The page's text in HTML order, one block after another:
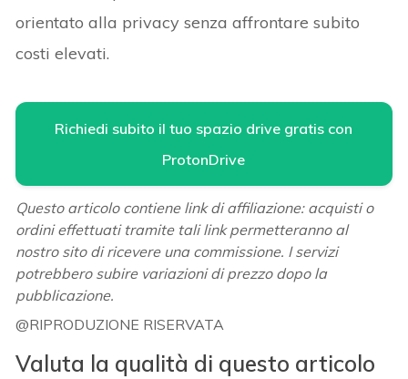
orientato alla privacy senza affrontare subito
costi elevati.
Richiedi subito il tuo spazio drive gratis con
ProtonDrive
Questo articolo contiene link di affiliazione: acquisti o
ordini effettuati tramite tali link permetteranno al
nostro sito di ricevere una commissione. I servizi
potrebbero subire variazioni di prezzo dopo la
pubblicazione.
@RIPRODUZIONE RISERVATA
Valuta la qualità di questo articolo